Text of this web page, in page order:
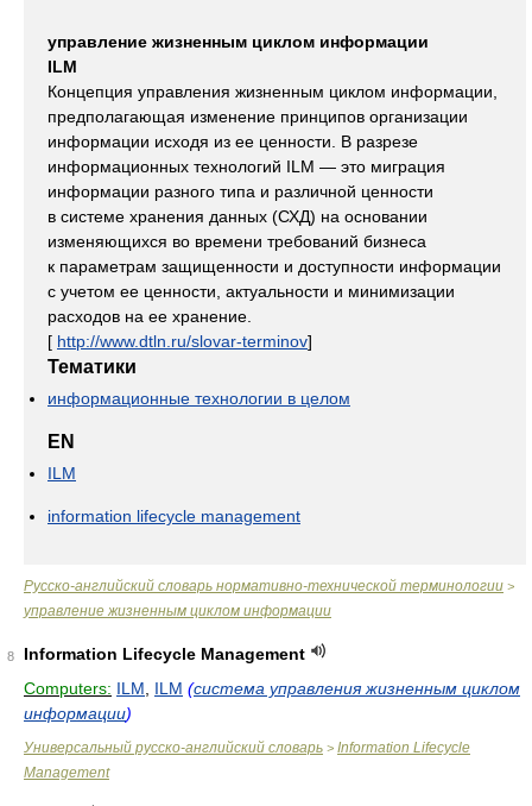
управление жизненным циклом информации
ILM
Концепция управления жизненным циклом информации,
предполагающая изменение принципов организации
информации исходя из ее ценности. В разрезе
информационных технологий ILM — это миграция
информации разного типа и различной ценности
в системе хранения данных (СХД) на основании
изменяющихся во времени требований бизнеса
к параметрам защищенности и доступности информации
с учетом ее ценности, актуальности и минимизации
расходов на ее хранение.
[ http://www.dtln.ru/slovar-terminov]
Тематики
информационные технологии в целом
EN
ILM
information lifecycle management
Русско-английский словарь нормативно-технической терминологии >
управление жизненным циклом информации
8
Information Lifecycle Management
Computers: ILM ILM (cистема управления жизненным циклом
информации)
Универсальный русско-английский словарь > Information Lifecycle
Management